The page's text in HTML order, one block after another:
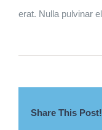
erat. Nulla pulvinar
Share This Post!